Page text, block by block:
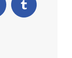
Tumblr